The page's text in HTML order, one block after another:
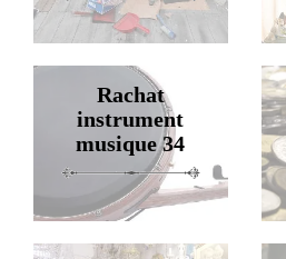
Rachat
instrument
musique 34